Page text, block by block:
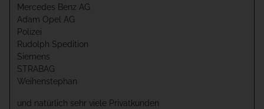
Mercedes Benz AG
Adam Opel AG
Polizei
Rudolph Spedition
Siemens
STRABAG
Weihenstephan
und natürlich sehr viele Privatkunden